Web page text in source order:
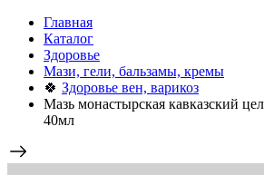
Главная
Каталог
Здоровье
Мази, гели, бальзамы, кремы
🍀 Здоровье вен, варикоз
Мазь монастырская кавказский
40мл